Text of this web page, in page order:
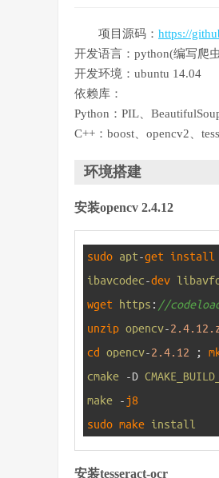
项目源码： https://
开发语言：python(编写爬
开发环境：ubuntu 14.04
依赖库：
Python：PIL、
C++：boost、opencv2、
环境搭建
安装opencv 2.4.12
sudo apt-get install
ibavcodec-dev
wget
https : //
unzip opencv-
cd opencv-2.4.12 ;
cmake
-D
make
-j8
sudo make install
安装tesseract-ocr